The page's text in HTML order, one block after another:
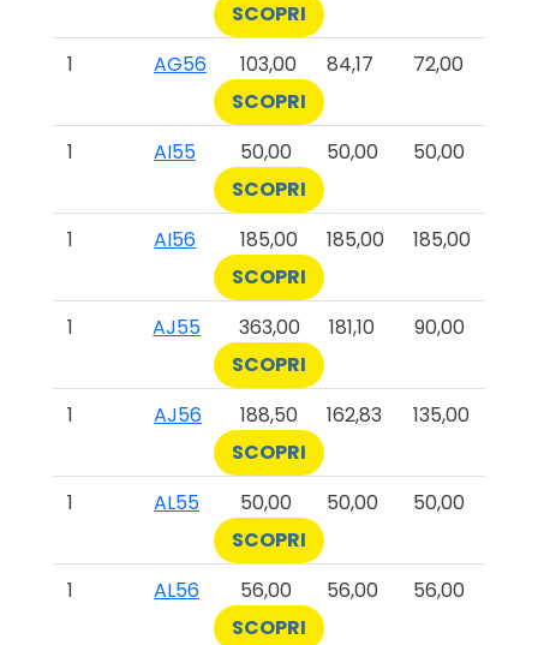
SCOPRI
1
AG56 103,00 84,17
72,00
SCOPRI
1
AI55 50,00 50,00
50,00
SCOPRI
1
AI56 185,00 185,00
185,00
SCOPRI
1
AJ55 363,00 181,10
90,00
SCOPRI
1
AJ56 188,50 162,83
135,00
SCOPRI
1
AL55 50,00 50,00
50,00
SCOPRI
1
AL56 56,00 56,00
56,00
SCOPRI